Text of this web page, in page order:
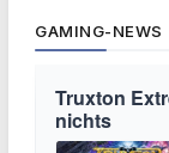
GAMING-NEWS
Truxton
nichts